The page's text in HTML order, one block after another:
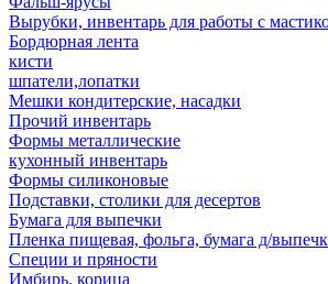
Вырубки, инвентарь для работы с
Бордюрная лента
кисти
шпатели,лопатки
Мешки кондитерские, насадки
Прочий инвентарь
Формы металлические
кухонный инвентарь
Формы силиконовые
Подставки, столики для десертов
Бумага для выпечки
Пленка пищевая, фольга, бумага д/
Специи и пряности
Имбирь, корица